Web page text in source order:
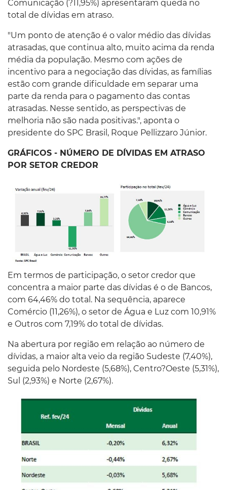
Comunicação (?11,95%) apresentaram queda no
total de dívidas em atraso.
"Um ponto de atenção é o valor médio das dívidas
atrasadas, que continua alto, muito acima da renda
média da população. Mesmo com ações de
incentivo para a negociação das dívidas, as famílias
estão com grande dificuldade em separar uma
parte da renda para o pagamento das contas
atrasadas. Nesse sentido, as perspectivas de
melhoria não são nada positivas.", aponta o
presidente do SPC Brasil, Roque Pellizzaro Júnior.
GRÁFICOS - NÚMERO DE DÍVIDAS EM ATRASO
POR SETOR CREDOR
Em termos de participação, o setor credor que
concentra a maior parte das dívidas é o de Bancos,
com 64,46% do total. Na sequência, aparece
Comércio (11,26%), o setor de Água e Luz com 10,91%
e Outros com 7,19% do total de dívidas.
Na abertura por região em relação ao número de
dívidas, a maior alta veio da região Sudeste (7,40%),
seguida pelo Nordeste (5,68%), Centro?Oeste (5,31%),
Sul (2,93%) e Norte (2,67%).